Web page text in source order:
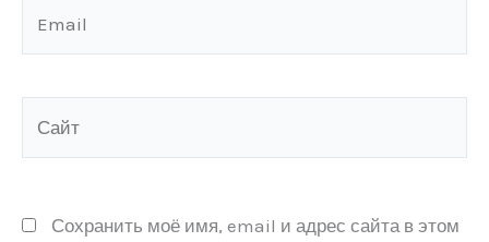
Сохранить моё имя, email и адрес сайта в этом